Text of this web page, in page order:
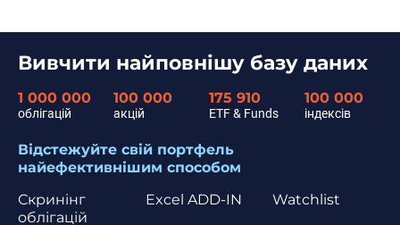
Вивчити найповнішу базу даних
1 000 000
облігацій
100 000
акцій
175 910
ETF & Funds
100 000
індексів
Відстежуйте свій портфель
найефективнішим способом
Скринінг
облігацій
Watchlist
Excel ADD-IN